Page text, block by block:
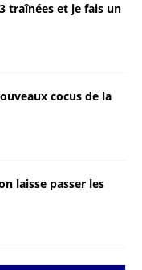
traînées et je fais un
cocus de la
laisse passer les